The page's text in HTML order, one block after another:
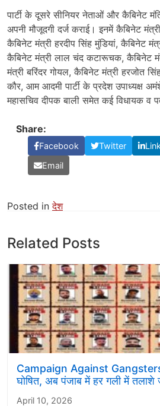
पार्टी के दूसरे सीनियर नेताओं और कैबिनेट
अपनी मौजूदगी दर्ज कराई। इनमें कैबिनेट
कैबिनेट मंत्री हरदीप सिंह मुंडियां, कैबिनेट
कैबिनेट मंत्री लाल चंद कटारूचक, कैबिनेट
मंत्री बरिंदर गोयल, कैबिनेट मंत्री हरजोत
कौर, आम आदमी पार्टी के प्रदेश उपाध्यक्ष
महासचिव दीपक बाली समेत कई विधायक व
Share:
Facebook Twitter
Email
Posted inदेश
Related Posts
Campaign Against
घोषित, अब पंजाब में हर गली में तलाशे
April 10, 2026